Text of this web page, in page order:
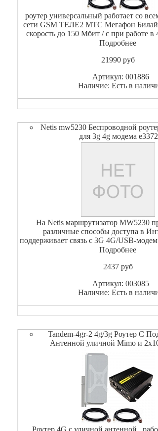
роутер универсальный работает со
сети GSM ТЕЛЕ2 МТС Мегафон
скорость до 150 Мбит / с при работе
B315s-22 поддерживает и частоты
панельной
Подробнее
21990pуб
Артикул: 001886
Наличие: Есть в
Netis mw5230 Беспроводной
для 3g 4g модема
На Netis маршрутизатор MW5230
различные способы доступа в
поддерживает связь с 3G 4G/USB-
Подробнее
2437pуб
Артикул: 003085
Наличие: Есть в
Tandem-4gr-2 4g/3g Роутер С
Антенной уличной Mimo и
Роутер 4G с уличной антенной ,